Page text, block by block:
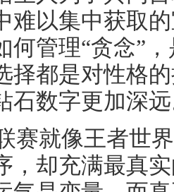
难以集中获取
何管理“贪念”
择都是对性格
石数字更加深
赛就像王者世
，却充满最真